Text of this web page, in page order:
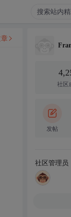
社区
发帖
社区管理员